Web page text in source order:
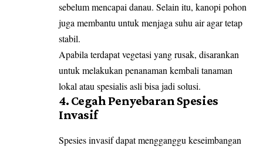
sebelum mencapai danau. Selain itu, kanopi pohon
juga membantu untuk menjaga suhu air agar tetap
stabil.
Apabila terdapat vegetasi yang rusak, disarankan
untuk melakukan penanaman kembali tanaman
lokal atau spesialis asli bisa jadi solusi.
4. Cegah Penyebaran Spesies
Invasif
Spesies invasif dapat mengganggu keseimbangan